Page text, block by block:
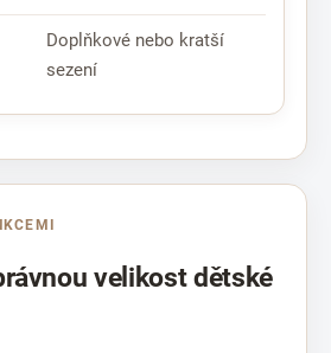
Doplňkové nebo kratší
sezení
velikost dětské